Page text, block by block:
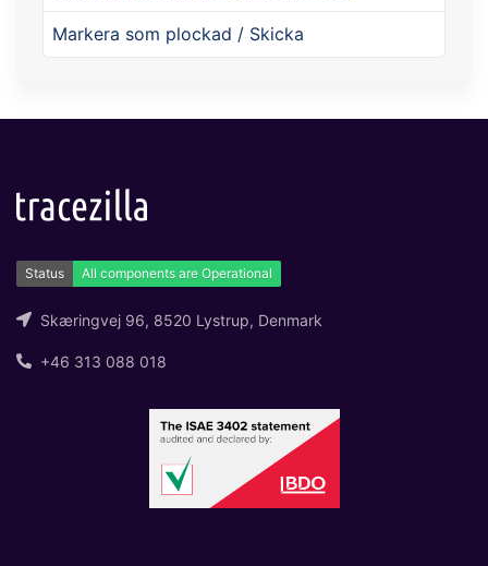
Markera som plockad / Skicka
Skæringvej 96, 8520 Lystrup, Denmark
+46 313 088 018